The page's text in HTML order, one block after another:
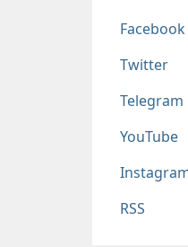
Соц сети
Facebook
Twitter
Telegram
YouTube
RSS